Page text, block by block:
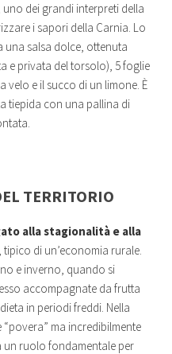
uno dei grandi interpreti della
i sapori della Carnia. Lo
salsa dolce, ottenuta
e privata del torsolo), 5 foglie
velo e il succo di un limone. È
tiepida con una pallina di
TERRITORIO
alla stagionalità e alla
, tipico di un’economia rurale.
e inverno, quando si
accompagnate da frutta
in periodi freddi. Nella
ma incredibilmente
un ruolo fondamentale per